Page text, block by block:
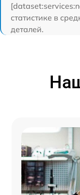
статистике в
деталей.